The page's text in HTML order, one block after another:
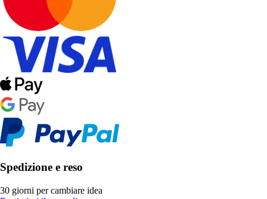
Spedizione e reso
30 giorni per cambiare idea